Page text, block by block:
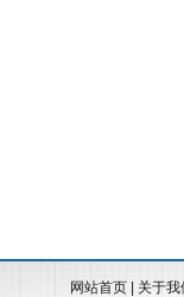
网站首页
关于我